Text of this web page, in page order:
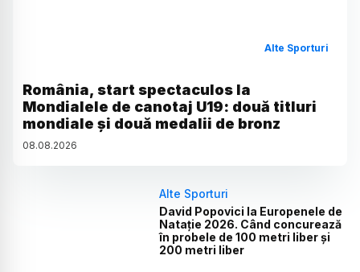
Alte Sporturi
România, start spectaculos la
Mondialele de canotaj U19: două titluri
mondiale și două medalii de bronz
08.08.2026
Alte Sporturi
David Popovici la Europenele de
Natație 2026. Când concurează
în probele de 100 metri liber și
200 metri liber